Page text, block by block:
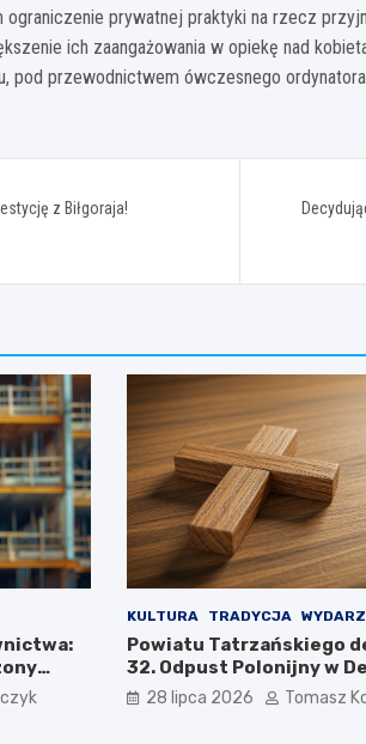
ograniczenie prywatnej praktyki na rzecz
ich zaangażowania w opiekę nad
pod przewodnictwem ówczesnego
z Biłgoraja!
KULTURA TRADYCJA
Powiatu Tatrzańskiego
32. Odpust Polonijny w
28 lipca 2026 Tomasz